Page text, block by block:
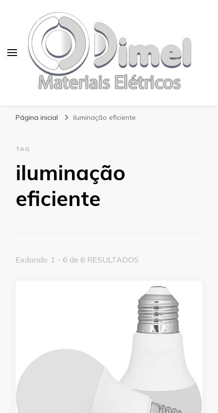
Página inicial iluminação eficiente
TAG
iluminação
eficiente
Exibindo: 1 - 6 de 6 RESULTADOS